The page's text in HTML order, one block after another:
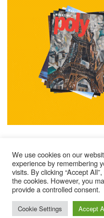
Impressum Kontakt
POLY Abonnieren
We use cookies on our
experience by remembering
visits. By clicking “Accept
the cookies. However, you
provide a controlled consent.
Cookie Settings Accept